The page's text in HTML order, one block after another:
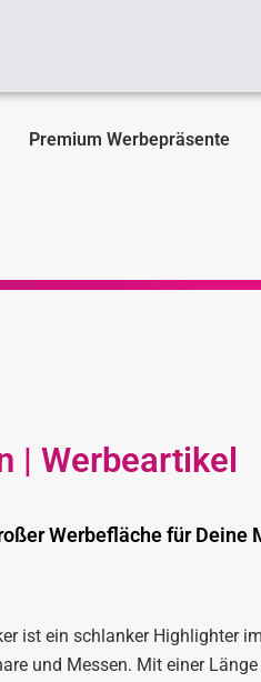
Premium Werbepräsente
| Werbeartikel
Werbefläche für Deine
ist ein schlanker Highlighter
und Messen. Mit einer